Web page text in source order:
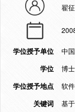
翟
学位授予单位
中
学位
博士
学位授予地点
软
关键词
基